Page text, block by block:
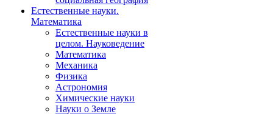
Естественные науки.
Математика
Естественные науки в
целом. Науковедение
Математика
Механика
Физика
Астрономия
Химические науки
Науки о Земле